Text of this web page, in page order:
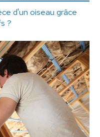
d'un oiseau grâce
?